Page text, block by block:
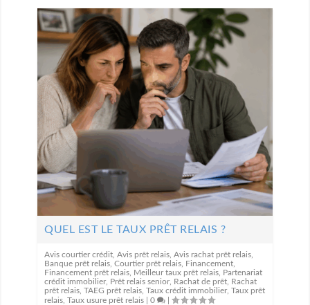
QUEL EST LE TAUX PRÊT RELAIS ?
Avis courtier crédit ,Avis prêt relais ,Avis rachat prêt relais
Banque prêt relais ,Courtier prêt relais Financement
Financement prêt relais Meilleur taux prêt relais Partenariat
crédit immobilier Prêt relais senior Rachat de prêt Rachat
prêt relais ,TAEG prêt relais ,Taux crédit immobilier ,Taux prêt
relais ,Taux usure prêt relais |0 |